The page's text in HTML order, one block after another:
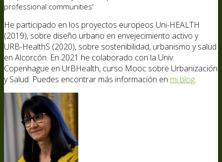
professional communities'
He participado en los proyectos europeos Uni-HEALTH
(2019), sobre diseño urbano en envejecimiento activo y
URB-HealthS (2020), sobre sostenibilidad, urbanismo y salud
en Alcorcón. En 2021 he colaborado con la Univ.
Copenhague en UrBHealth, curso Mooc sobre Urbanización
y Salud. Puedes encontrar más información en mi blog.